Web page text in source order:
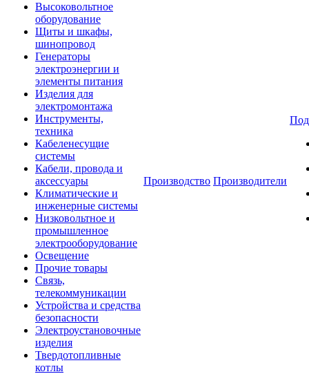
Высоковольтное
оборудование
Щиты и шкафы,
шинопровод
Генераторы
электроэнергии и
элементы питания
Изделия для
электромонтажа
Инструменты,
техника
Кабеленесущие
системы
Кабели, провода и
аксессуары
Климатические и
инженерные системы
Низковольтное и
промышленное
электрооборудование
Освещение
Прочие товары
Связь,
телекоммуникации
Устройства и средства
безопасности
Электроустановочные
изделия
Твердотопливные
котлы
Производство Производители